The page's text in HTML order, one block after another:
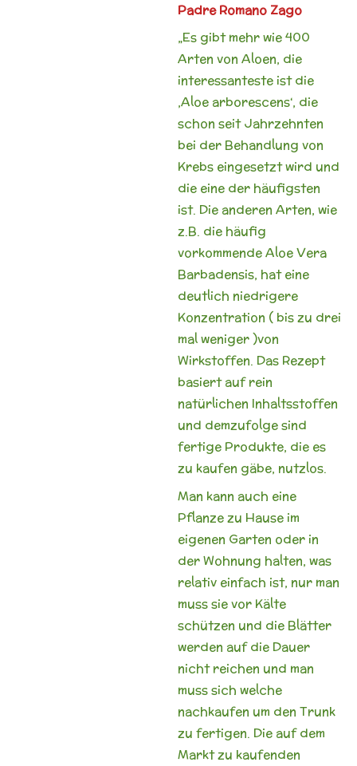
Padre Romano Zago
„Es gibt mehr wie 400
Arten von Aloen, die
interessanteste ist die
‚Aloe arborescens‘, die
schon seit Jahrzehnten
bei der Behandlung von
Krebs eingesetzt wird und
die eine der häufigsten
ist. Die anderen Arten, wie
z.B. die häufig
vorkommende Aloe Vera
Barbadensis, hat eine
deutlich niedrigere
Konzentration ( bis zu drei
mal weniger )von
Wirkstoffen. Das Rezept
basiert auf rein
natürlichen Inhaltsstoffen
und demzufolge sind
fertige Produkte, die es
zu kaufen gäbe, nutzlos.
Man kann auch eine
Pflanze zu Hause im
eigenen Garten oder in
der Wohnung halten, was
relativ einfach ist, nur man
muss sie vor Kälte
schützen und die Blätter
werden auf die Dauer
nicht reichen und man
muss sich welche
nachkaufen um den Trunk
zu fertigen. Die auf dem
Markt zu kaufenden